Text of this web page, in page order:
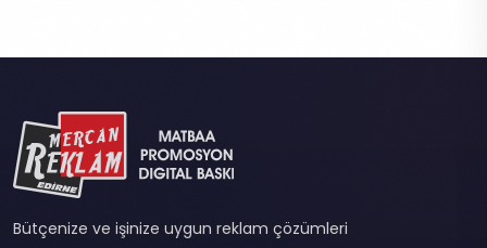
Bütçenize ve işinize uygun reklam çözümleri